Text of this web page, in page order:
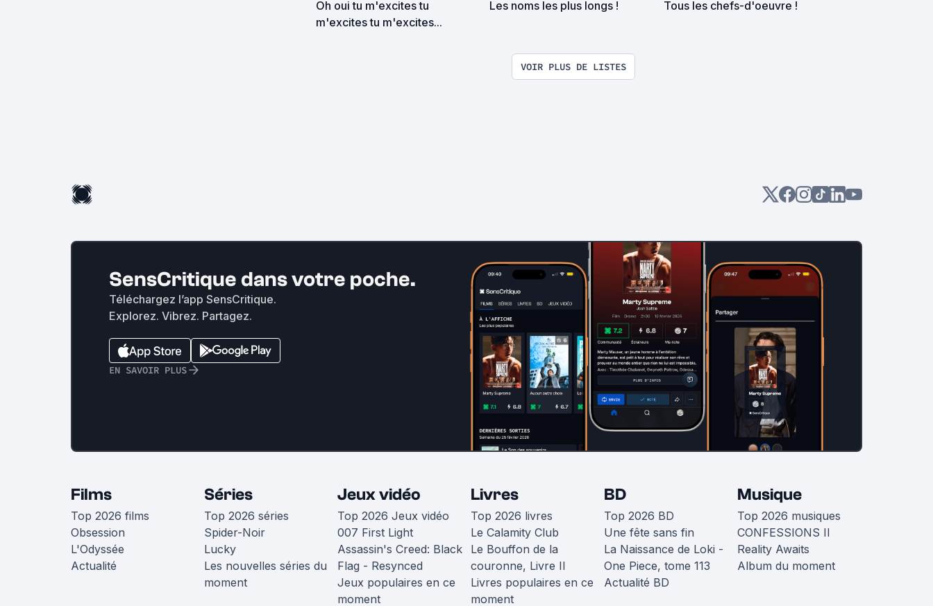
Oh oui tu m'excites tu
m'excites tu m'excites...
Les noms les plus longs ! Tous les chefs-d'oeuvre !
VOIR PLUS DE LISTES
SensCritique dans votre poche.
Téléchargez l’app SensCritique.
Explorez. Vibrez. Partagez.
EN SAVOIR PLUS
Films
Top 2026 films
Obsession
L'Odyssée
Actualité
Séries
Top 2026 séries
Spider-Noir
Lucky
Les nouvelles séries du
moment
Jeux vidéo
Top 2026 Jeux vidéo
007 First Light
Assassin's Creed: Black
Flag - Resynced
Jeux populaires en ce
moment
Livres
Top 2026 livres
Le Calamity Club
Le Bouffon de la
couronne, Livre II
Livres populaires en ce
moment
BD
Top 2026 BD
Une fête sans fin
La Naissance de Loki -
One Piece, tome 113
Actualité BD
Musique
Top 2026 musiques
CONFESSIONS II
Reality Awaits
Album du moment